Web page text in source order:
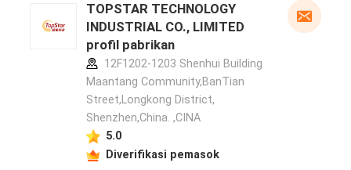
TOPSTAR TECHNOLOGY
INDUSTRIAL CO., LIMITED
profil pabrikan
12F1202-1203 Shenhui Building
Maantang Community,BanTian
Street,Longkong District,
Shenzhen,China. ,CINA
5.0
Diverifikasi pemasok